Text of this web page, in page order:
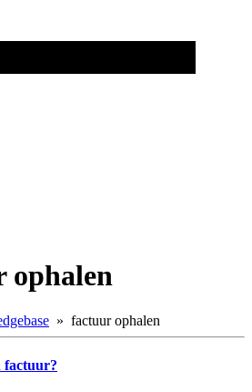
ophalen
» factuur ophalen
factuur?